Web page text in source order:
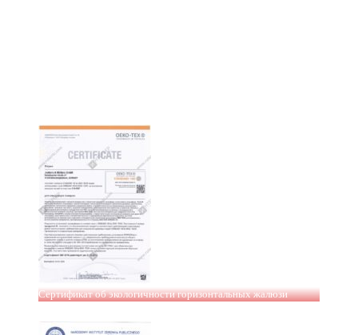
Сертификат об экологичности горизонтальных жалюзи